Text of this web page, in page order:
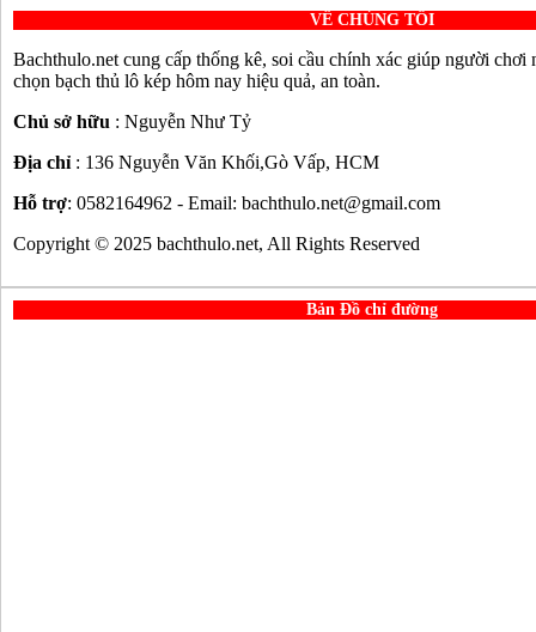
VỀ CHÚNG TÔI
Bachthulo.net cung cấp thống kê, soi cầu chính xác giúp người chơi
chọn bạch thủ lô kép hôm nay hiệu quả, an toàn.
Chủ sở hữu : Nguyễn Như Tỷ
Địa chỉ : 136 Nguyễn Văn Khối,Gò Vấp, HCM
Hỗ trợ: 0582164962 - Email: bachthulo.net@gmail.com
Copyright © 2025 bachthulo.net, All Rights Reserved
Bản Đồ chỉ đường